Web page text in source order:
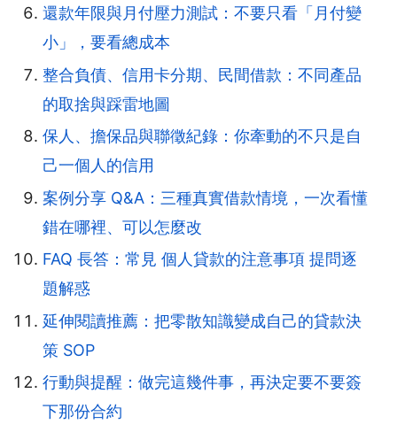
還款年限與月付壓力測試：不要只看「月付變
小」，要看總成本
整合負債、信用卡分期、民間借款：不同產品
的取捨與踩雷地圖
保人、擔保品與聯徵紀錄：你牽動的不只是自
己一個人的信用
案例分享 Q&A：三種真實借款情境，一次看懂
錯在哪裡、可以怎麼改
FAQ 長答：常見 個人貸款的注意事項 提問逐
題解惑
延伸閱讀推薦：把零散知識變成自己的貸款決
策 SOP
行動與提醒：做完這幾件事，再決定要不要簽
下那份合約